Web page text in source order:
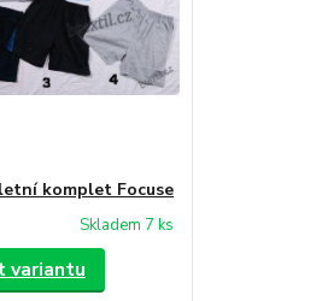
komplet Focuse
Skladem 7 ks
variantu